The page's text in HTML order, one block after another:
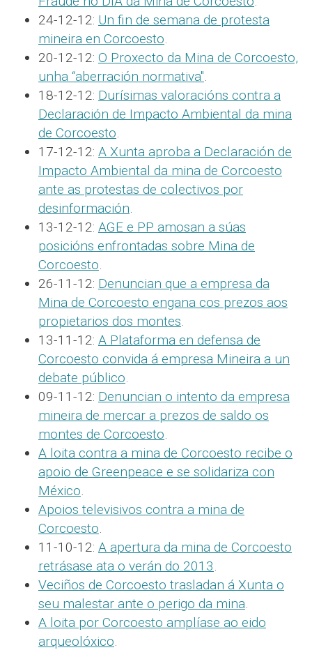
24-12-12: Un fin de semana de protesta
mineira en Corcoesto.
20-12-12: O Proxecto da Mina de Corcoesto,
unha “aberración normativa".
18-12-12: Durísimas valoracións contra a
Declaración de Impacto Ambiental da mina
de Corcoesto.
17-12-12: A Xunta aproba a Declaración de
Impacto Ambiental da mina de Corcoesto
ante as protestas de colectivos por
desinformación.
13-12-12: AGE e PP amosan a súas
posicións enfrontadas sobre Mina de
Corcoesto.
26-11-12: Denuncian que a empresa da
Mina de Corcoesto engana cos prezos aos
propietarios dos montes.
13-11-12: A Plataforma en defensa de
Corcoesto convida á empresa Mineira a un
debate público.
09-11-12: Denuncian o intento da empresa
mineira de mercar a prezos de saldo os
montes de Corcoesto.
A loita contra a mina de Corcoesto recibe o
apoio de Greenpeace e se solidariza con
México.
Apoios televisivos contra a mina de
Corcoesto.
11-10-12: A apertura da mina de Corcoesto
retrásase ata o verán do 2013.
Veciños de Corcoesto trasladan á Xunta o
seu malestar ante o perigo da mina.
A loita por Corcoesto amplíase ao eido
arqueolóxico.